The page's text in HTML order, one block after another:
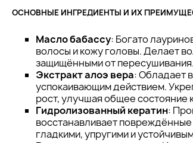
ОСНОВНЫЕ ИНГРЕДИЕНТЫ И ИХ
Масло бабассу: Богато
волосы и кожу головы. Делает
защищёнными от пересушивания.
Экстракт алоэ вера: Обладает
успокаивающим действием.
рост, улучшая общее состояние
Гидролизованный кератин:
восстанавливает
гладкими, упругими и